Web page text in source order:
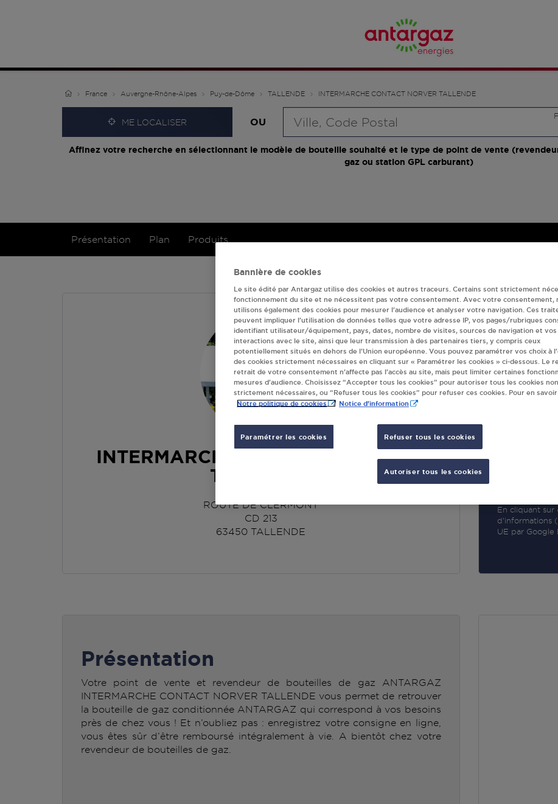
France Auvergne-Rhône-Alpes Puy-de-Dôme TALLENDE INTERMARCHE CONTACT NORVER TALLENDE
ME LOCALISER OU
Affinez votre recherche en sélectionnant le modèle de bouteille souhaité et le type de point de vente
gaz ou station GPL carburant)
Présentation Plan Produits
INTERMARCHE CONTACT NORVER
TALLENDE
ROUTE DE CLERMONT
CD 213
63450 TALLENDE
En cliquant sur
d’informations
UE par Google
Présentation
Votre point de vente et revendeur de bouteilles de gaz ANTARGAZ
INTERMARCHE CONTACT NORVER TALLENDE vous permet de retrouver
la bouteille de gaz conditionnée ANTARGAZ qui correspond à vos besoins
près de chez vous ! Et n’oubliez pas : enregistrez votre consigne en ligne,
vous êtes sûr d’être remboursé intégralement à vie. A bientôt chez votre
revendeur de bouteilles de gaz.
Bannière de cookies
Le site édité par Antargaz utilise des cookies et autres traceurs. Certains sont strictement
fonctionnement du site et ne nécessitent pas votre consentement. Avec votre consentement,
utilisons également des cookies pour mesurer l’audience et analyser votre navigation. Ces
peuvent impliquer l’utilisation de données telles que votre adresse IP, vos pages/rubriques
identifiant utilisateur/équipement, pays, dates, nombre de visites, sources de navigation et vos
interactions avec le site, ainsi que leur transmission à des partenaires tiers, y compris ceux
potentiellement situés en dehors de l’Union européenne. Vous pouvez paramétrer vos choix à
des cookies strictement nécessaires en cliquant sur « Paramétrer les cookies » ci-dessous. Le
retrait de votre consentement n’affecte pas l’accès au site, mais peut limiter certaines
mesures d’audience. Choisissez “Accepter tous les cookies” pour autoriser tous les cookies non
strictement nécessaires, ou “Refuser tous les cookies” pour refuser ces cookies. Pour en
Notre politique de cookies Notice d'information
Paramétrer les cookies Refuser tous les cookies
Autoriser tous les cookies